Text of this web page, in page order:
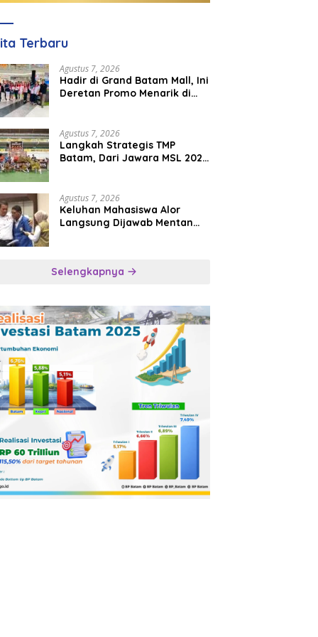
Terbaru
Agustus 7, 2026
Hadir di Grand Batam Mall, Ini
Deretan Promo Menarik di
Agustus 7, 2026
Langkah Strategis TMP
Batam, Dari Jawara MSL 2026
Agustus 7, 2026
Keluhan Mahasiswa Alor
Langsung Dijawab Mentan
Selengkapnya